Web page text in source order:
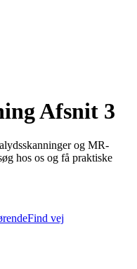
Afsnit 3
og MR-
hos os og få praktiske
Find vej